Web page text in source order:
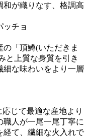
和が織りなす、格調高
「頂鱒(いただきま
と上質な身質を引き
細な味わいをより一層
じて最適な産地より
職人が一尾一尾丁寧に
経て、繊細な火入れで